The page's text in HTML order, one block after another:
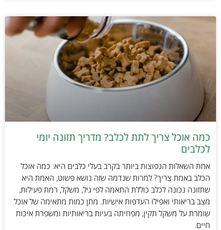
כמה אוכל צריך לתת לכלב? מדריך תזונה יומי
לכלבים
אחת השאלות הנפוצות ביותר בקרב בעלי כלבים היא: כמה אוכל
הכלב באמת צריך? למרות שנדמה שזה נושא פשוט, האמת היא
שתזונה נכונה לכלב כוללת התאמה לפי גיל, משקל, רמת פעילות,
מצב בריאותי ואפילו העדפות אישיות. מתן כמות מתאימה של אוכל
שומרת על משקל תקין, מפחיתה בעיות בריאותיות ומשפרת איכות
חיים.